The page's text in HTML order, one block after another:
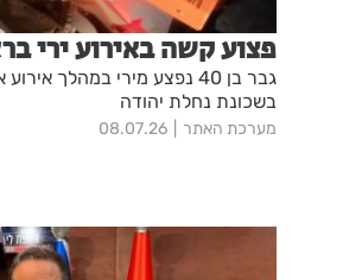
פצוע קשה באירוע ירי
גבר בן 40 נפצע מירי במהלך
בשכונת נחלת יהודה
מערכת האתר 08.07.26